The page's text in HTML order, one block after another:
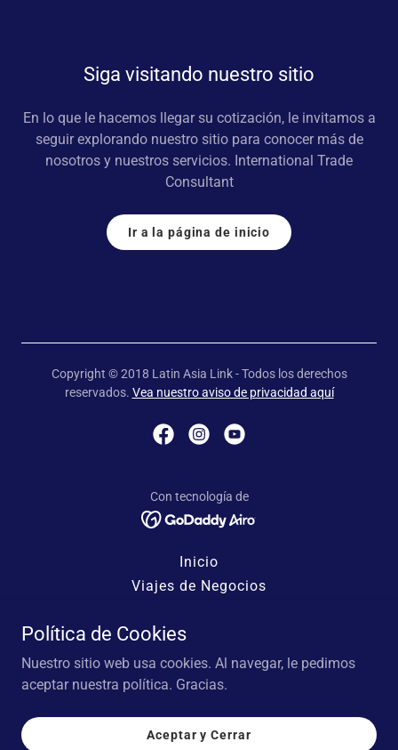
Siga visitando nuestro sitio
En lo que le hacemos llegar su cotización, le invitamos a
seguir explorando nuestro sitio para conocer más de
nosotros y nuestros servicios. International Trade
Consultant
Ir a la página de inicio
Copyright © 2018 Latin Asia Link - Todos los derechos
reservados. Vea nuestro aviso de privacidad aquí
Con tecnología de
Inicio
Viajes de Negocios
Cotizador
FAQ
Publicaciones
Términos y condiciones
Política de Cookies
Nuestro sitio web usa cookies. Al navegar, le pedimos
aceptar nuestra política. Gracias.
Aceptar y Cerrar